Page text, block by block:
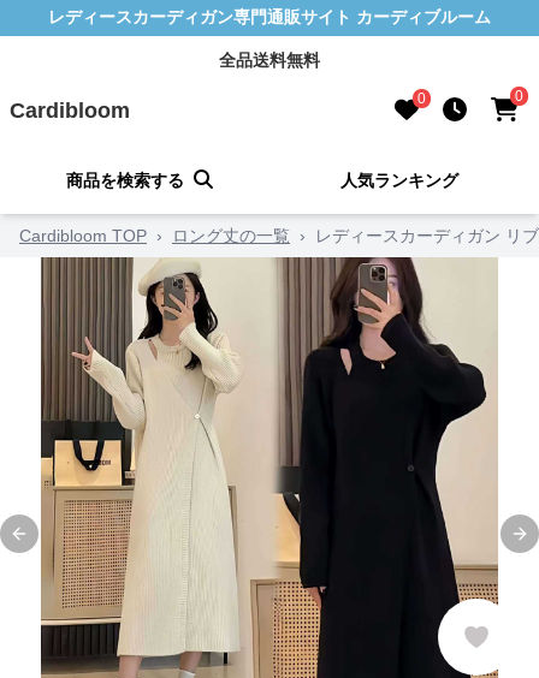
レディースカーディガン専門通販サイト カーディブルーム
全品送料無料
Cardibloom 0 0
商品を検索する 人気ランキング
Cardibloom TOP › ロング丈の一覧 › レディースカーディガン リ
Previous slide